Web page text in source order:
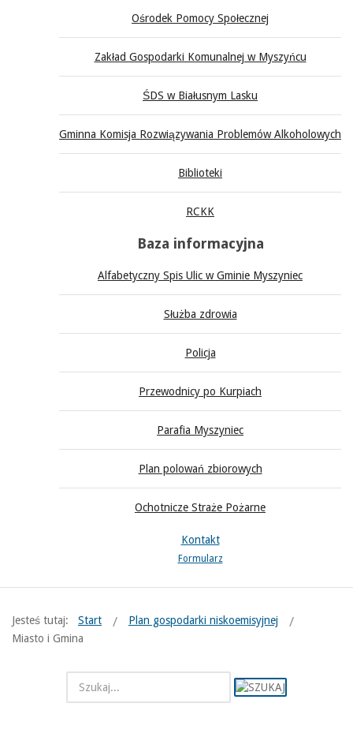
Ośrodek Pomocy Społecznej
Zakład Gospodarki Komunalnej w Myszyńcu
ŚDS w Białusnym Lasku
Gminna Komisja Rozwiązywania Problemów Alkoholowych
Biblioteki
RCKK
Baza informacyjna
Alfabetyczny Spis Ulic w Gminie Myszyniec
Służba zdrowia
Policja
Przewodnicy po Kurpiach
Parafia Myszyniec
Plan polowań zbiorowych
Ochotnicze Straże Pożarne
Kontakt
Formularz
Jesteś tutaj: Start
Plan gospodarki niskoemisyjnej
Miasto i Gmina